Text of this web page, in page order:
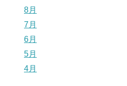
8月
7月
6月
5月
4月